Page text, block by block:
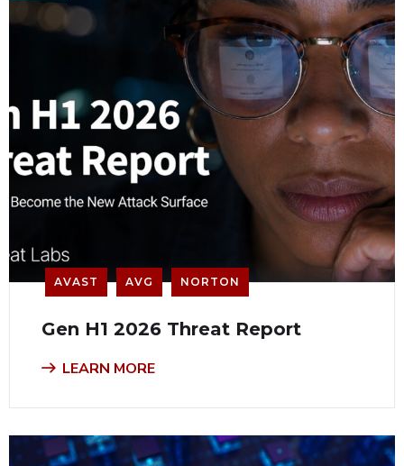
AVAST AVG NORTON
Gen H1 2026 Threat Report
LEARN MORE